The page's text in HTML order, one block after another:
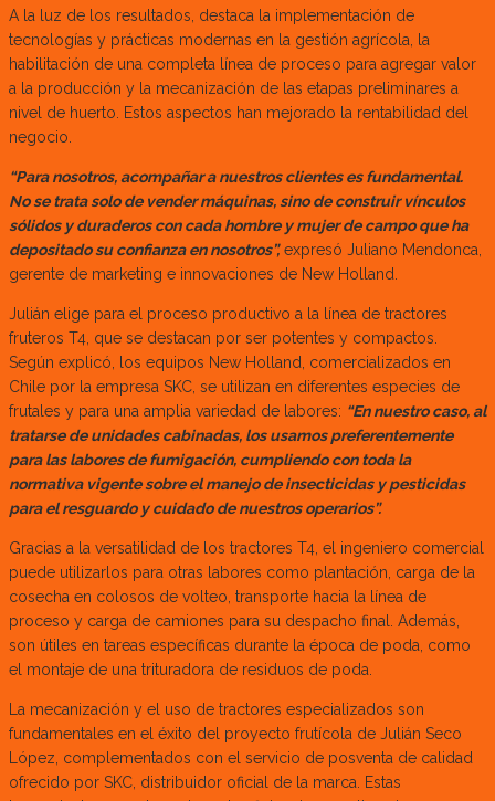
A la luz de los resultados, destaca la implementación de
tecnologías y prácticas modernas en la gestión agrícola, la
habilitación de una completa línea de proceso para agregar valor
a la producción y la mecanización de las etapas preliminares a
nivel de huerto. Estos aspectos han mejorado la rentabilidad del
negocio.
“Para nosotros, acompañar a nuestros clientes es fundamental.
No se trata solo de vender máquinas, sino de construir vínculos
sólidos y duraderos con cada hombre y mujer de campo que ha
depositado su confianza en nosotros”,expresó Juliano Mendonca,
gerente de marketing e innovaciones de New Holland.
Julián elige para el proceso productivo a la línea de tractores
fruteros T4, que se destacan por ser potentes y compactos.
Según explicó, los equipos New Holland, comercializados en
Chile por la empresa SKC, se utilizan en diferentes especies de
frutales y para una amplia variedad de labores: “En nuestro caso, al
tratarse de unidades cabinadas, los usamos preferentemente
para las labores de fumigación, cumpliendo con toda la
normativa vigente sobre el manejo de insecticidas y pesticidas
para el resguardo y cuidado de nuestros operarios”.
Gracias a la versatilidad de los tractores T4, el ingeniero comercial
puede utilizarlos para otras labores como plantación, carga de la
cosecha en colosos de volteo, transporte hacia la línea de
proceso y carga de camiones para su despacho final. Además,
son útiles en tareas específicas durante la época de poda, como
el montaje de una trituradora de residuos de poda.
La mecanización y el uso de tractores especializados son
fundamentales en el éxito del proyecto frutícola de Julián Seco
López, complementados con el servicio de posventa de calidad
ofrecido por SKC, distribuidor oficial de la marca. Estas